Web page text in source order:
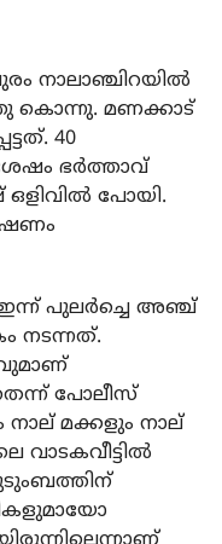
നാലാഞ്ചിറയില്‍
കൊന്നു. മണക്കാട്
40
ഭര്‍ത്താവ്
ഒളിവില്‍ പോയി.
ഇന്ന് പുലര്‍ച്ചെ അഞ്ച്
നടന്നത്.
പോലീസ്
മക്കളും നാല്
വാടകവീട്ടില്‍